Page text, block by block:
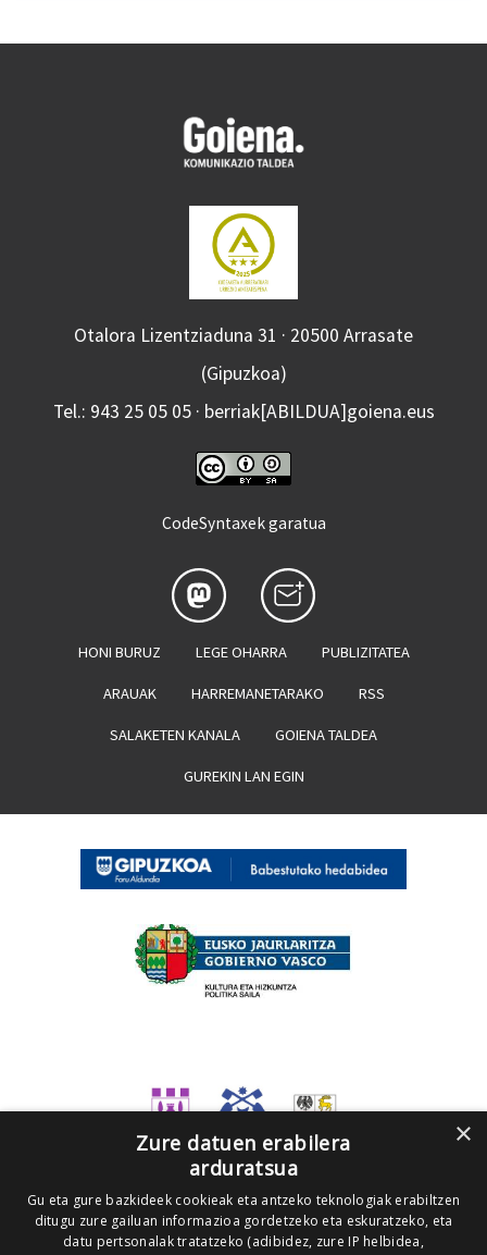
Otalora Lizentziaduna 31 · 20500 Arrasate
(Gipuzkoa)
Tel.: 943 25 05 05 · berriak[ABILDUA]goiena.eus
CodeSyntaxek garatua
HONI BURUZ LEGE OHARRA PUBLIZITATEA
ARAUAK HARREMANETARAKO RSS
SALAKETEN KANALA GOIENA TALDEA
GUREKIN LAN EGIN
×
Zure datuen erabilera
arduratsua
Gu eta gure bazkideek cookieak eta antzeko teknologiak erabiltzen
ditugu zure gailuan informazioa gordetzeko eta eskuratzeko, eta
datu pertsonalak tratatzeko (adibidez, zure IP helbidea,